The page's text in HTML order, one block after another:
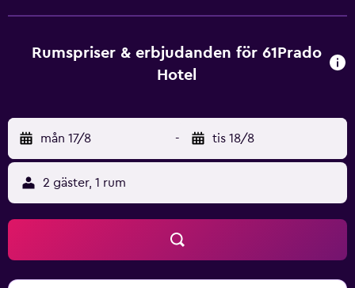
Rumspriser & erbjudanden för 61Prado
Hotel
mån 17/8 - tis 18/8
2 gäster, 1 rum